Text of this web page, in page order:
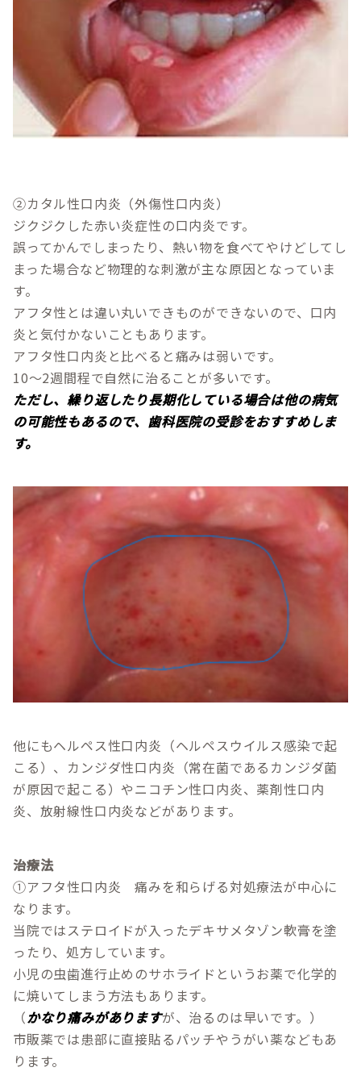
②カタル性口内炎（外傷性口内炎）
ジクジクした赤い炎症性の口内炎です。
誤ってかんでしまったり、熱い物を食べてやけどしてし
まった場合など物理的な刺激が主な原因となっていま
す。
アフタ性とは違い丸いできものができないので、口内
炎と気付かないこともあります。
アフタ性口内炎と比べると痛みは弱いです。
10～2週間程で自然に治ることが多いです。
ただし、繰り返したり長期化している場合は他の病気
の可能性もあるので、歯科医院の受診をおすすめしま
す。
他にもヘルペス性口内炎（ヘルペスウイルス感染で起
こる）、カンジダ性口内炎（常在菌であるカンジダ菌
が原因で起こる）やニコチン性口内炎、薬剤性口内
炎、放射線性口内炎などがあります。
治療法
①アフタ性口内炎 痛みを和らげる対処療法が中心に
なります。
当院ではステロイドが入ったデキサメタゾン軟膏を塗
ったり、処方しています。
小児の虫歯進行止めのサホライドというお薬で化学的
に焼いてしまう方法もあります。
（かなり痛みがありますが、治るのは早いです。）
市販薬では患部に直接貼るパッチやうがい薬などもあ
ります。